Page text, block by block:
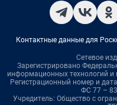
Контактные данные для
Сетевое
Зарегистрировано
информационных технологий
Регистрационный номер и
ФС 77 –
Учредитель: Общество с